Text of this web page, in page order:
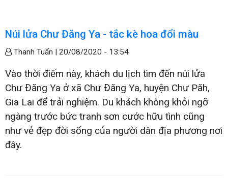
Núi lửa Chư Đăng Ya - tắc kè hoa đổi màu
Thanh Tuấn | 20/08/2020 - 13:54
Vào thời điểm này, khách du lịch tìm đến núi lửa
Chư Đăng Ya ở xã Chư Đăng Ya, huyện Chư Păh,
Gia Lai để trải nghiệm. Du khách không khỏi ngỡ
ngàng trước bức tranh sơn cước hữu tình cũng
như vẻ đẹp đời sống của người dân địa phương nơi
đây.